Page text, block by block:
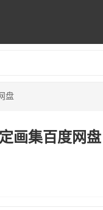
盘
画集百度网盘